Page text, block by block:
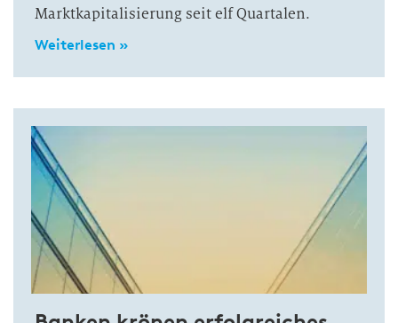
Marktkapitalisierung seit elf Quartalen.
Weiterlesen »